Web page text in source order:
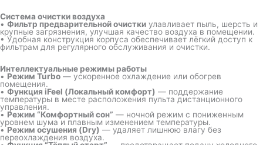
Система очистки воздуха
• Фильтр предварительной очистки улавливает пыль, шерсть и
крупные загрязнения, улучшая качество воздуха в помещении.
• Удобная конструкция корпуса обеспечивает лёгкий доступ к
фильтрам для регулярного обслуживания и очистки.
Интеллектуальные режимы работы
• Режим Turbo — ускоренное охлаждение или обогрев
помещения.
• Функция iFeel (Локальный комфорт) — поддержание
температуры в месте расположения пульта дистанционного
управления.
• Режим “Комфортный сон” — ночной режим с пониженным
уровнем шума и плавным изменением температуры.
•Режим осушения (Dry) — удаляет лишнюю влагу без
переохлаждения воздуха.